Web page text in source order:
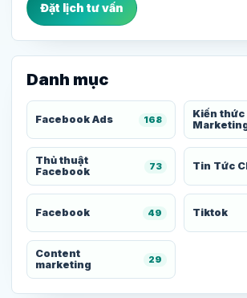
Đặt lịch tư vấn
Danh mục
Facebook Ads 168
Kiến thức
Thủ thuật
Facebook
73 Tin Tức
Facebook 49 Tiktok
Content
marketing
29